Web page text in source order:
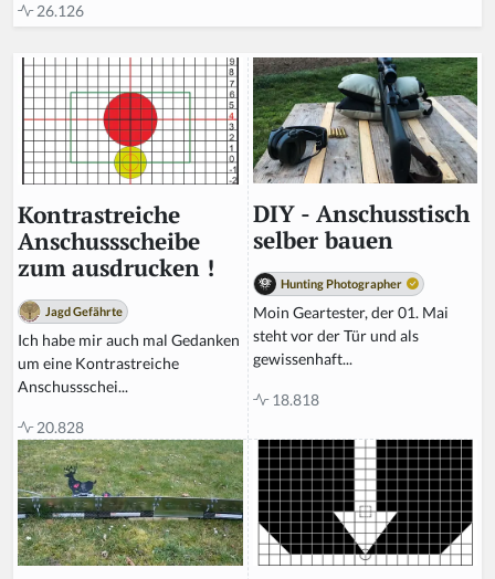
26.126
Kontrastreiche
Anschussscheibe
zum ausdrucken !
Jagd Gefährte
Ich habe mir auch mal Gedanken
um eine Kontrastreiche
Anschussschei...
20.828
DIY - Anschusstisch
selber bauen
Hunting Photographer
Moin Geartester, der 01. Mai
steht vor der Tür und als
gewissenhaft...
18.818